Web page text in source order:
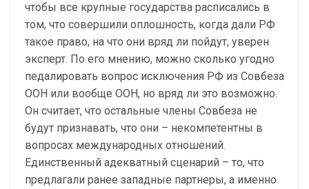
чтобы все крупные государства расписались в
том, что совершили оплошность, когда дали РФ
такое право, на что они вряд ли пойдут, уверен
эксперт. По его мнению, можно сколько угодно
педалировать вопрос исключения РФ из Совбеза
ООН или вообще ООН, но вряд ли это возможно.
Он считает, что остальные члены Совбеза не
будут признавать, что они – некомпетентны в
вопросах международных отношений.
Единственный адекватный сценарий – то, что
предлагали ранее западные партнеры, а именно